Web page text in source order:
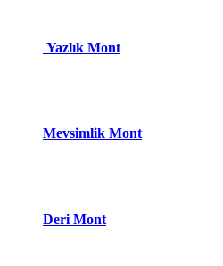
Yazlık Mont
Mevsimlik Mont
Deri Mont